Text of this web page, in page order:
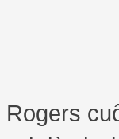
Rogers